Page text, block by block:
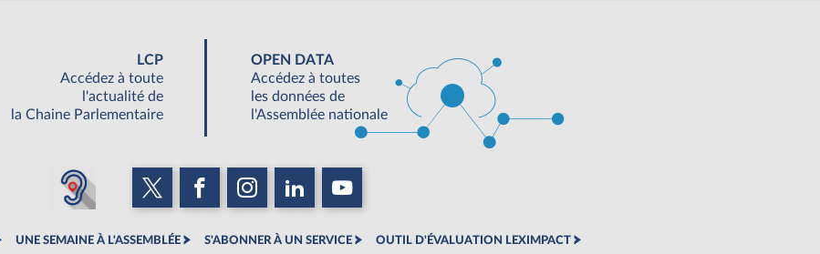
LCP
Accédez à toute
l'actualité de
la Chaine Parlementaire
OPEN DATA
Accédez à toutes
les données de
l'Assemblée nationale
UNE SEMAINE À L'ASSEMBLÉE S'ABONNER À UN SERVICE OUTIL D'ÉVALUATION LEXIMPACT